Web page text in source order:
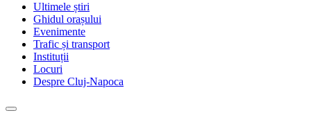
Ultimele știri
Ghidul orașului
Evenimente
Trafic și transport
Instituții
Locuri
Despre Cluj-Napoca